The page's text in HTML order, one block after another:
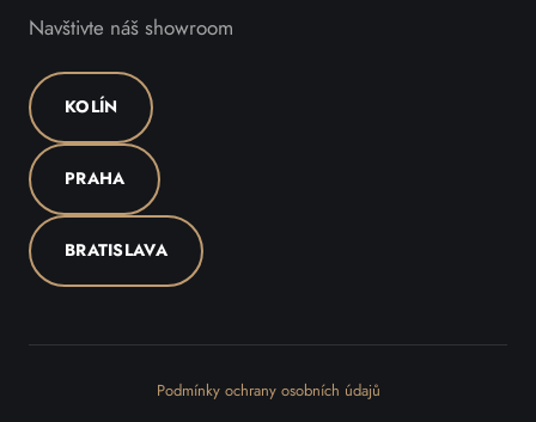
Navštivte náš showroom
KOLÍN
PRAHA
BRATISLAVA
Podmínky ochrany osobních údajů